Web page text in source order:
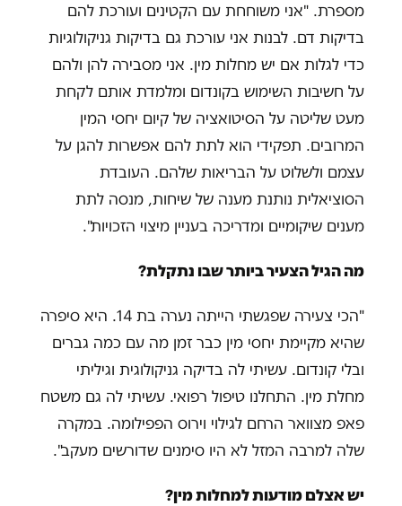
מספרת. "אני משוחחת עם הקטינים ועורכת להם
בדיקות דם. לבנות אני עורכת גם בדיקות גניקולוגיות
כדי לגלות אם יש מחלות מין. אני מסבירה להן ולהם
על חשיבות השימוש בקונדום ומלמדת אותם לקחת
מעט שליטה על הסיטואציה של קיום יחסי המין
המרובים. תפקידי הוא לתת להם אפשרות להגן על
עצמם ולשלוט על הבריאות שלהם. העובדת
הסוציאלית נותנת מענה של שיחות, מנסה לתת
מענים שיקומיים ומדריכה בעניין מיצוי הזכויות".
מה הגיל הצעיר ביותר שבו נתקלת?
"הכי צעירה שפגשתי הייתה נערה בת 14. היא סיפרה
שהיא מקיימת יחסי מין כבר זמן מה עם כמה גברים
ובלי קונדום. עשיתי לה בדיקה גניקולוגית וגיליתי
מחלת מין. התחלנו טיפול רפואי. עשיתי לה גם משטח
פאפ מצוואר הרחם לגילוי וירוס הפפילומה. במקרה
שלה למרבה המזל לא היו סימנים שדורשים מעקב".
יש אצלם מודעות למחלות מין?